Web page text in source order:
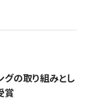
グの取り組みとし
賞